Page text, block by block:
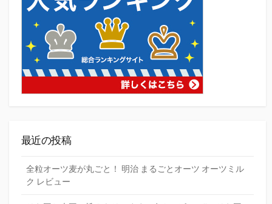
最近の投稿
全粒オーツ麦が丸ごと！ 明治 まるごとオーツ オーツミル
ク レビュー